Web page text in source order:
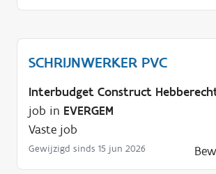
SCHRIJNWERKER PVC
Interbudget Construct
job in EVERGEM
Vaste job
Gewijzigd sinds 15 jun 2026